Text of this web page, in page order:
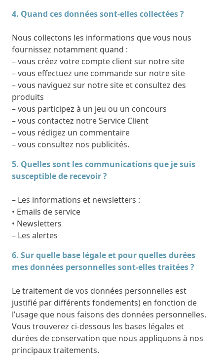
4. Quand ces données sont-elles collectées ?
Nous collectons les informations que vous nous
fournissez notamment quand :
– vous créez votre compte client sur notre site
– vous effectuez une commande sur notre site
– vous naviguez sur notre site et consultez des
produits
– vous participez à un jeu ou un concours
– vous contactez notre Service Client
– vous rédigez un commentaire
– vous consultez nos publicités.
5. Quelles sont les communications que je suis
susceptible de recevoir ?
– Les informations et newsletters :
• Emails de service
• Newsletters
– Les alertes
6. Sur quelle base légale et pour quelles durées
mes données personnelles sont-elles traitées ?
Le traitement de vos données personnelles est
justifié par différents fondements) en fonction de
l’usage que nous faisons des données personnelles.
Vous trouverez ci-dessous les bases légales et
durées de conservation que nous appliquons à nos
principaux traitements.